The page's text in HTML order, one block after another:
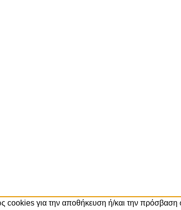
cookies για την αποθήκευση ή/και την